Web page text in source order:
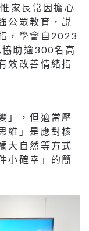
家長常因擔心
公眾教育，説
，學會自2023
助逾300名高
效改善情緒指
」，但適當壓
維」是應對核
大自然等方式
小確幸」的簡